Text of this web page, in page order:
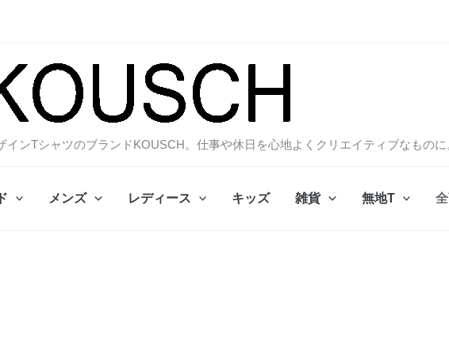
ンTシャツのブランドKOUSCH。仕事や休日を心地よくクリエイティブなものに
メンズ レディース キッズ 雑貨 無地T